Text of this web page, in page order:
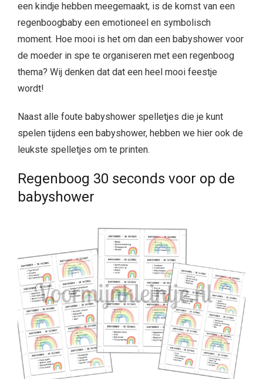
een kindje hebben meegemaakt, is de komst van een
regenboogbaby een emotioneel en symbolisch
moment. Hoe mooi is het om dan een babyshower voor
de moeder in spe te organiseren met een regenboog
thema? Wij denken dat dat een heel mooi feestje
wordt!
Naast alle foute babyshower spelletjes die je kunt
spelen tijdens een babyshower, hebben we hier ook de
leukste spelletjes om te printen.
Regenboog 30 seconds voor op de
babyshower